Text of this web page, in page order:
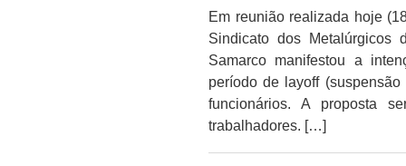
Em reunião realizada hoje
Sindicato dos Metalúrgicos
Samarco manifestou a
período de layoff
funcionários. A proposta
trabalhadores. […]